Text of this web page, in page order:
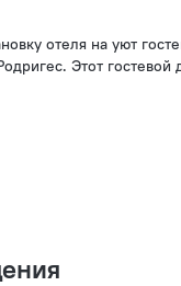
отеля на уют
Этот